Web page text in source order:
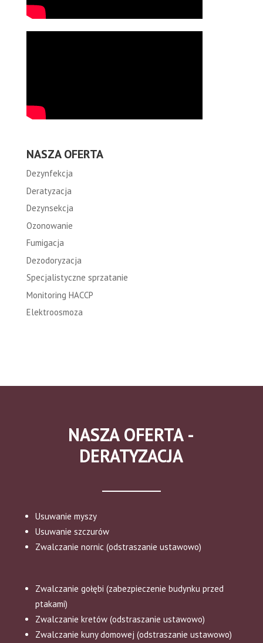
NASZA OFERTA
Dezynfekcja
Deratyzacja
Dezynsekcja
Ozonowanie
Fumigacja
Dezodoryzacja
Specjalistyczne sprzatanie
Monitoring HACCP
Elektroosmoza
NASZA OFERTA -
DERATYZACJA
Usuwanie myszy
Usuwanie szczurów
Zwalczanie nornic (odstraszanie ustawowo)
Zwalczanie gołębi (zabezpieczenie budynku przed
ptakami)
Zwalczanie kretów (odstraszanie ustawowo)
Zwalczanie kuny domowej (odstraszanie ustawowo)